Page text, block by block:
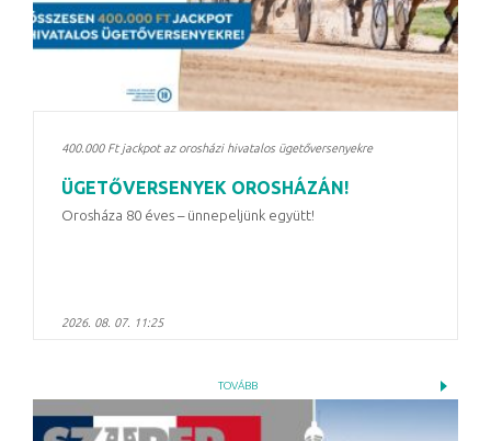
400.000 Ft jackpot az orosházi hivatalos ügetőversenyekre
ÜGETŐVERSENYEK OROSHÁZÁN!
Orosháza 80 éves – ünnepeljünk együtt!
2026. 08. 07. 11:25
TOVÁBB